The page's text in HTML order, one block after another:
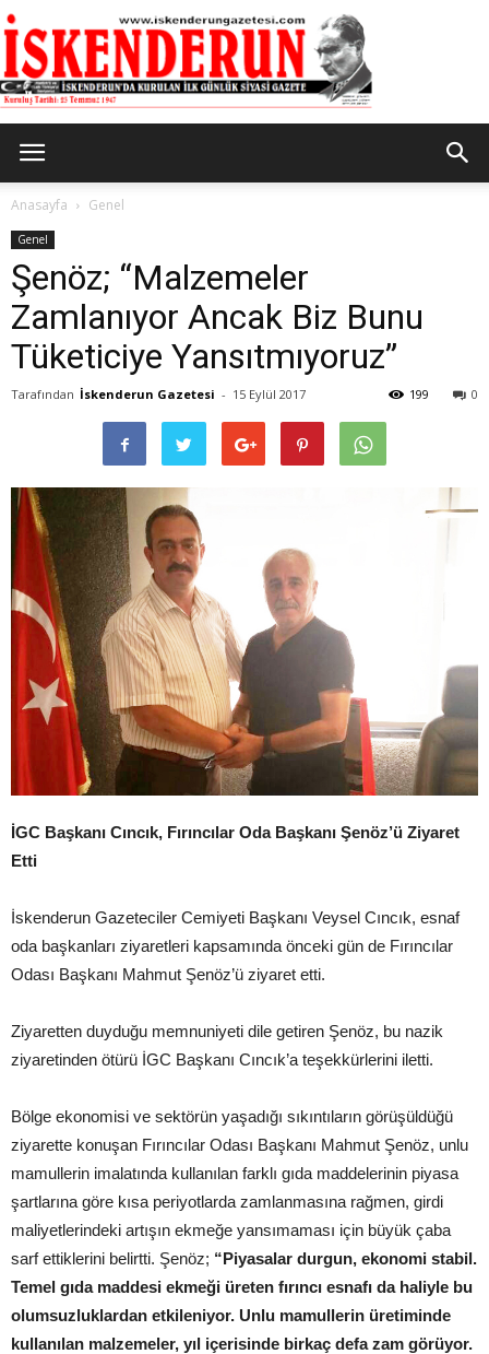
Gazetesi
Anasayfa Genel
Genel
Şenöz; “Malzemeler
Zamlanıyor Ancak Biz Bunu
Tüketiciye Yansıtmıyoruz”
Tarafından İskenderun Gazetesi - 15 Eylül 2017 0
199
İGC Başkanı Cıncık, Fırıncılar Oda Başkanı Şenöz’ü Ziyaret
Etti
İskenderun Gazeteciler Cemiyeti Başkanı Veysel Cıncık, esnaf
oda başkanları ziyaretleri kapsamında önceki gün de Fırıncılar
Odası Başkanı Mahmut Şenöz’ü ziyaret etti.
Ziyaretten duyduğu memnuniyeti dile getiren Şenöz, bu nazik
ziyaretinden ötürü İGC Başkanı Cıncık’a teşekkürlerini iletti.
Bölge ekonomisi ve sektörün yaşadığı sıkıntıların görüşüldüğü
ziyarette konuşan Fırıncılar Odası Başkanı Mahmut Şenöz, unlu
mamullerin imalatında kullanılan farklı gıda maddelerinin piyasa
şartlarına göre kısa periyotlarda zamlanmasına rağmen, girdi
maliyetlerindeki artışın ekmeğe yansımaması için büyük çaba
sarf ettiklerini belirtti. Şenöz; “Piyasalar durgun, ekonomi stabil.
Temel gıda maddesi ekmeği üreten fırıncı esnafı da haliyle bu
olumsuzluklardan etkileniyor. Unlu mamullerin üretiminde
kullanılan malzemeler, yıl içerisinde birkaç defa zam görüyor.